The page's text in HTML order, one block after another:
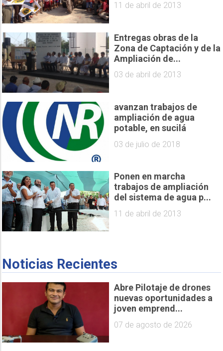
11 de abril de 2013
Entregas obras de la
Zona de Captación y de la
Ampliación de...
03 de abril de 2013
avanzan trabajos de
ampliación de agua
potable, en sucilá
03 de julio de 2018
Ponen en marcha
trabajos de ampliación
del sistema de agua p...
11 de abril de 2013
Noticias Recientes
Abre Pilotaje de drones
nuevas oportunidades a
joven emprend...
07 de agosto de 2026